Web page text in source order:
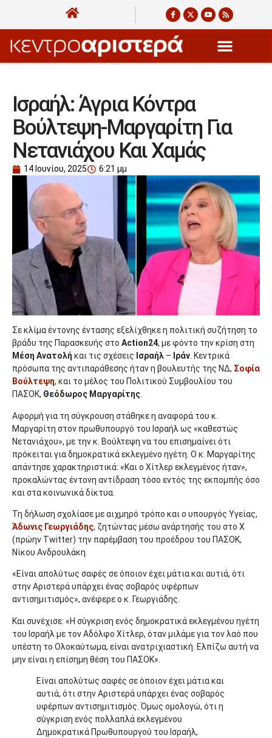
Ισραήλ: Άγρια Κόντρα
Βούλτεψη-Μαργαρίτη Για
Νετανιάχου Και Χαμάς
14 Ιουνίου, 2025 6:21 μμ
Σε κλίμα έντονης έντασης εξελίχθηκε η πολιτική συζήτηση το
βράδυ της Παρασκευής στο Action24, με φόντο την κρίση στη
Μέση Ανατολή και τις σχέσεις Ισραήλ – Ιράν. Κεντρικά
πρόσωπα της αντιπαράθεσης ήταν η βουλευτής της ΝΔ, Σοφία
Βούλτεψη, και το μέλος του Πολιτικού Συμβουλίου του
ΠΑΣΟΚ, Θεόδωρος Μαργαρίτης.
Αφορμή για τη σύγκρουση στάθηκε η αναφορά του κ.
Μαργαρίτη στον πρωθυπουργό του Ισραήλ ως «καθεστώς
Νετανιάχου», με την κ. Βούλτεψη να του επισημαίνει ότι
πρόκειται για δημοκρατικά εκλεγμένο ηγέτη. Ο κ. Μαργαρίτης
απάντησε χαρακτηριστικά: «Και ο Χίτλερ εκλεγμένος ήταν»,
προκαλώντας έντονη αντίδραση τόσο εντός της εκπομπής όσο
και στα κοινωνικά δίκτυα.
Τη δήλωση σχολίασε με αιχμηρό τρόπο και ο υπουργός Υγείας,
Άδωνις Γεωργιάδης, ζητώντας μέσω ανάρτησής του στο X
(πρώην Twitter) την παρέμβαση του προέδρου του ΠΑΣΟΚ,
Νίκου Ανδρουλάκη.
«Είναι απολύτως σαφές σε όποιον έχει μάτια και αυτιά, ότι
στην Αριστερά υπάρχει ένας σοβαρός υφέρπων
αντισημιτισμός», ανέφερε ο κ. Γεωργιάδης.
Και συνέχισε: «Η σύγκριση ενός δημοκρατικά εκλεγμένου ηγέτη
του Ισραήλ με τον Αδόλφο Χίτλερ, όταν μιλάμε για τον λαό που
υπέστη το Ολοκαύτωμα, είναι ανατριχιαστική. Ελπίζω αυτή να
μην είναι η επίσημη θέση του ΠΑΣΟΚ».
Είναι απολύτως σαφές σε όποιον έχει μάτια και
αυτιά, ότι στην Αριστερά υπάρχει ένας σοβαρός
υφέρπων αντισημιτισμός. Όμως ομολογώ, ότι η
σύγκριση ενός πολλαπλά εκλεγμένου
Δημοκρατικά Πρωθυπουργού του Ισραήλ,